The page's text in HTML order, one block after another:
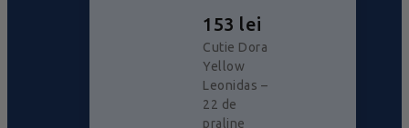
153 lei
Cutie Dora
Yellow
Leonidas –
22 de
praline